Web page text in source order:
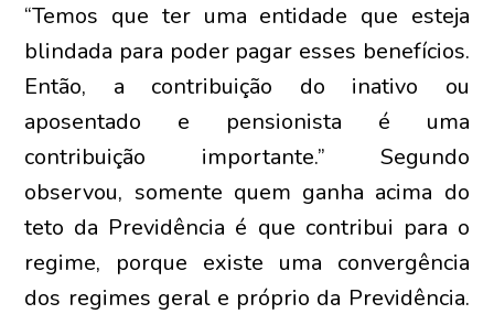
“Temos que ter uma entidade que esteja
blindada para poder pagar esses benefícios.
Então, a contribuição do inativo ou
aposentado e pensionista é uma
contribuição importante.” Segundo
observou, somente quem ganha acima do
teto da Previdência é que contribui para o
regime, porque existe uma convergência
dos regimes geral e próprio da Previdência.